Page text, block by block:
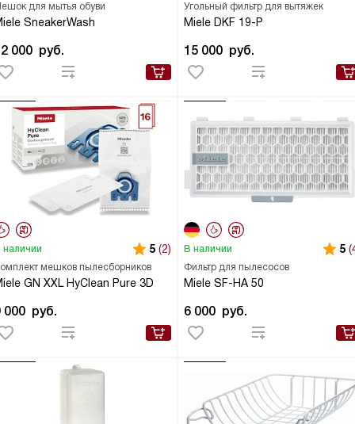
для мытья обуви
SneakerWash
000 руб.
Угольный фильтр для вытяжек
Miele DKF 19-P
15 000 руб.
мешков пылесборников
GN XXL HyClean Pure 3D
наличии 5 (2)
000 руб.
Фильтр для пылесосов
Miele SF-HA 50
В наличии 5
6 000 руб.